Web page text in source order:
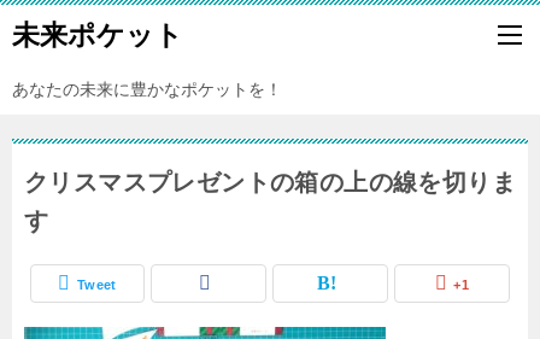
未来ポケット
あなたの未来に豊かなポケットを！
クリスマスプレゼントの箱の上の線を切りま
す
Tweet +1